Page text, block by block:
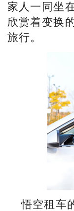
家人一同坐
欣赏着变换
旅行。
悟空租车